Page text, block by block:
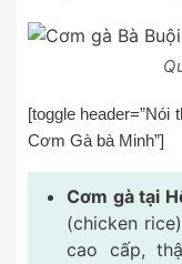
[toggle
Cơm Gà bà Minh”]
Cơm gà tại
(chicken
cao cấp,